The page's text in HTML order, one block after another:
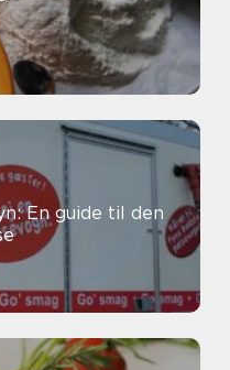
En guide til den